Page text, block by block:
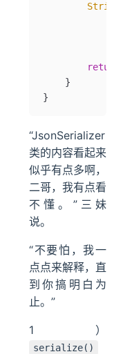
        String
        return
    }
}
“JsonSerializer
类的内容看起来
似乎有点多啊，
二哥，我有点看
不懂。”三妹
说。
“不要怕，我一
点点来解释，直
到你搞明白为
止。”
1）
serialize()